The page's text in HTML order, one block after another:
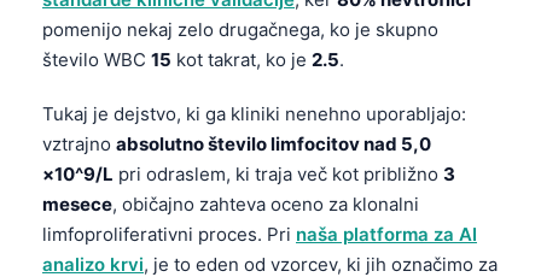
pomenijo nekaj zelo drugačnega, ko je skupno
število WBC 15 kot takrat, ko je 2.5.
Tukaj je dejstvo, ki ga kliniki nenehno uporabljajo:
vztrajno absolutno število limfocitov nad 5,0
×10^9/L pri odraslem, ki traja več kot približno 3
mesece, običajno zahteva oceno za klonalni
limfoproliferativni proces. Pri naša platforma za AI
analizo krvi, je to eden od vzorcev, ki jih označimo za